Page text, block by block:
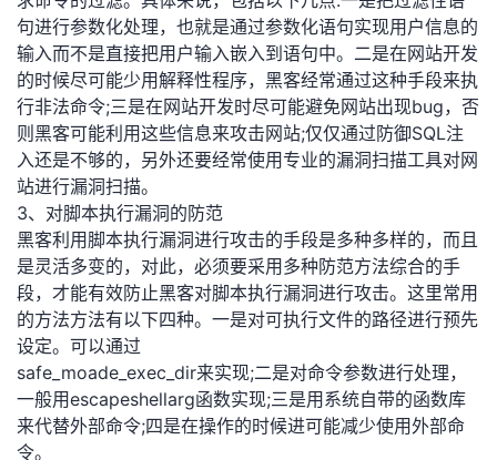
句进行参数化处理，也就是通过参数化语句实现用户信息的
输入而不是直接把用户输入嵌入到语句中。二是在网站开发
的时候尽可能少用解释性程序，黑客经常通过这种手段来执
行非法命令;三是在网站开发时尽可能避免网站出现bug，否
则黑客可能利用这些信息来攻击网站;仅仅通过防御SQL注
入还是不够的，另外还要经常使用专业的漏洞扫描工具对网
站进行漏洞扫描。
3、对脚本执行漏洞的防范
黑客利用脚本执行漏洞进行攻击的手段是多种多样的，而且
是灵活多变的，对此，必须要采用多种防范方法综合的手
段，才能有效防止黑客对脚本执行漏洞进行攻击。这里常用
的方法方法有以下四种。一是对可执行文件的路径进行预先
设定。可以通过
safe_moade_exec_dir来实现;二是对命令参数进行处理，
一般用escapeshellarg函数实现;三是用系统自带的函数库
来代替外部命令;四是在操作的时候进可能减少使用外部命
令。